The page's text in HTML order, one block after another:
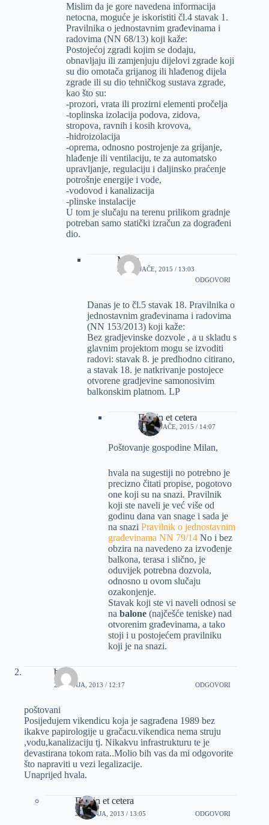
Mislim da je gore navedena informacija
netocna, moguće je iskoristiti čl.4 stavak 1.
Pravilnika o jednostavnim građevinama i
radovima (NN 68/13) koji kaže:
Postojećoj zgradi kojim se dodaju,
obnavljaju ili zamjenjuju dijelovi zgrade koji
su dio omotača grijanog ili hlađenog dijela
zgrade ili su dio tehničkog sustava zgrade,
kao što su:
-prozori, vrata ili prozirni elementi pročelja
-toplinska izolacija podova, zidova,
stropova, ravnih i kosih krovova,
-hidroizolacija
-oprema, odnosno postrojenje za grijanje,
hlađenje ili ventilaciju, te za automatsko
upravljanje, regulaciju i daljinsko praćenje
potrošnje energije i vode,
-vodovod i kanalizacija
-plinske instalacije
U tom je slučaju na terenu prilikom gradnje
potreban samo statički izračun za dograđeni
dio.
Milan
21 VELJAČE, 2015 / 13:03
ODGOVORI
Danas je to čl.5 stavak 18. Pravilnika o
jednostavnim građevinama i radovima
(NN 153/2013) koji kaže:
Bez gradjevinske dozvole , a u skladu s
glavnim projektom mogu se izvoditi
radovi: stavak 8. je predhodno citirano,
a stavak 18. je natkrivanje postojece
otvorene gradjevine samonosivim
balkonskim platnom. LP
Dizajn et cetera
25 VELJAČE, 2015 / 14:07
Poštovanje gospodine Milan,
hvala na sugestiji no potrebno je
precizno čitati propise, pogotovo
one koji su na snazi. Pravilnik
koji ste naveli je već više od
godinu dana van snage i sada je
na snazi Pravilnik o jednostavnim
građevinama NN 79/14 No i bez
obzira na navedeno za izvođenje
balkona, terasa i slično, je
oduvijek potrebna dozvola,
odnosno u ovom slučaju
ozakonjenje.
Stavak koji ste vi naveli odnosi se
na balone (najčešće teniske) nad
otvorenim građevinama, a tako
stoji i u postojećem pravilniku
koji je na snazi.
božo
23 LIPNJA, 2013 / 12:17 ODGOVORI
poštovani
Posijedujem vikendicu koja je sagrađena 1989 bez
ikakve papirologije u gračacu.vikendica nema struju
,vodu,kanalizaciju tj. Nikakvu infrastrukturu te je
devastirana tokom rata..Molio bih vas da mi odgovorite
što napraviti u vezi legalizacije.
Unaprijed hvala.
Dizajn et cetera
23 LIPNJA, 2013 / 13:05 ODGOVORI